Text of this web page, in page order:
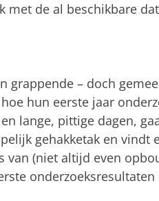
de al beschikbare
grappende – doch
hun eerste jaar
lange, pittige dagen,
gehakketak en vindt
(niet altijd even